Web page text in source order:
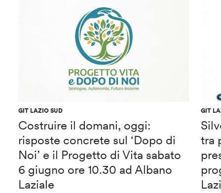
GIT LAZIO SUD
Costruire il domani, oggi:
risposte concrete sul ‘Dopo di
Noi’ e il Progetto di Vita sabato
6 giugno ore 10.30 ad Albano
Laziale
GIT
tra